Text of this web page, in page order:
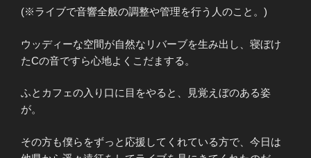
(※ライブで音響全般の調整や管理を行う人のこと。)
ウッディーな空間が自然なリバーブを生み出し、寝ぼけ
たCの音ですら心地よくこだまする。
ふとカフェの入り口に目をやると、見覚えぼのある姿
が。
その方も僕らをずっと応援してくれている方で、今日は